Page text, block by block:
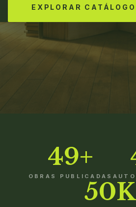
EXPLORAR CATÁLOGO
49+
OBRAS PUBLICADAS
50K